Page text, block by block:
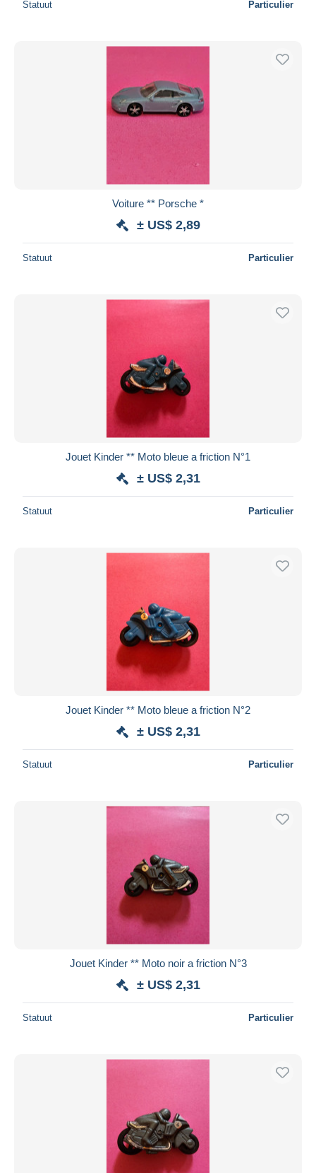
Statuut Particulier
Voiture ** Porsche *
± US$ 2,89
Statuut Particulier
Jouet Kinder ** Moto bleue a friction N°1
± US$ 2,31
Statuut Particulier
Jouet Kinder ** Moto bleue a friction N°2
± US$ 2,31
Statuut Particulier
Jouet Kinder ** Moto noir a friction N°3
± US$ 2,31
Statuut Particulier